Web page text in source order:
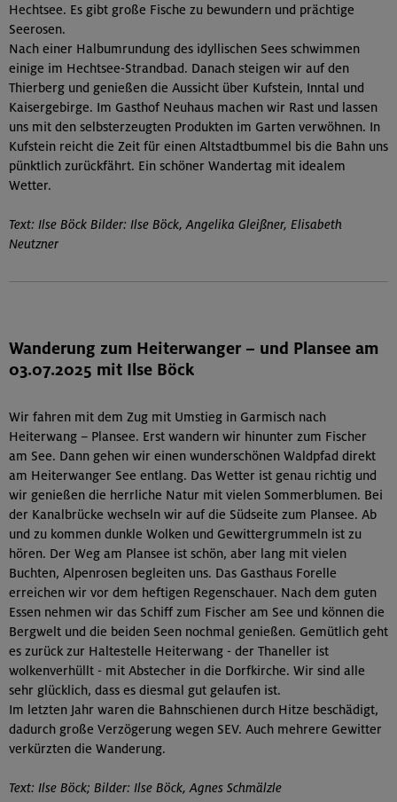
Hechtsee. Es gibt große Fische zu bewundern und prächtige
Seerosen.
Nach einer Halbumrundung des idyllischen Sees schwimmen
einige im Hechtsee-Strandbad. Danach steigen wir auf den
Thierberg und genießen die Aussicht über Kufstein, Inntal und
Kaisergebirge. Im Gasthof Neuhaus machen wir Rast und lassen
uns mit den selbsterzeugten Produkten im Garten verwöhnen. In
Kufstein reicht die Zeit für einen Altstadtbummel bis die Bahn uns
pünktlich zurückfährt. Ein schöner Wandertag mit idealem
Wetter.
Text: Ilse Böck Bilder: Ilse Böck, Angelika Gleißner, Elisabeth
Neutzner
Wanderung zum Heiterwanger – und Plansee am
03.07.2025 mit Ilse Böck
Wir fahren mit dem Zug mit Umstieg in Garmisch nach
Heiterwang – Plansee. Erst wandern wir hinunter zum Fischer
am See. Dann gehen wir einen wunderschönen Waldpfad direkt
am Heiterwanger See entlang. Das Wetter ist genau richtig und
wir genießen die herrliche Natur mit vielen Sommerblumen. Bei
der Kanalbrücke wechseln wir auf die Südseite zum Plansee. Ab
und zu kommen dunkle Wolken und Gewittergrummeln ist zu
hören. Der Weg am Plansee ist schön, aber lang mit vielen
Buchten, Alpenrosen begleiten uns. Das Gasthaus Forelle
erreichen wir vor dem heftigen Regenschauer. Nach dem guten
Essen nehmen wir das Schiff zum Fischer am See und können die
Bergwelt und die beiden Seen nochmal genießen. Gemütlich geht
es zurück zur Haltestelle Heiterwang - der Thaneller ist
wolkenverhüllt - mit Abstecher in die Dorfkirche. Wir sind alle
sehr glücklich, dass es diesmal gut gelaufen ist.
Im letzten Jahr waren die Bahnschienen durch Hitze beschädigt,
dadurch große Verzögerung wegen SEV. Auch mehrere Gewitter
verkürzten die Wanderung.
Text: Ilse Böck; Bilder: Ilse Böck, Agnes Schmälzle